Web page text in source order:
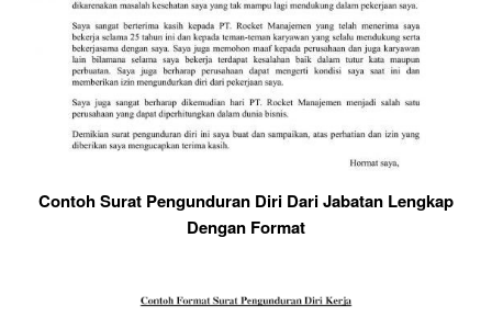
Contoh Surat Pengunduran Diri Dari Jabatan Lengkap
Dengan Format